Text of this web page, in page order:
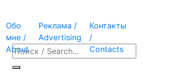
Обо
мне /
About
Реклама /
Advertising
Контакты
/
Contacts